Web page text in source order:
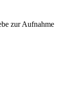
zur Aufnahme